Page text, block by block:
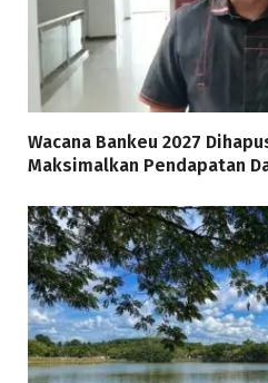
Wacana Bankeu 2027
Maksimalkan Pendapatan